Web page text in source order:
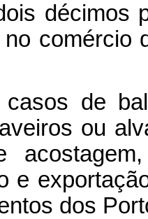
décimos
comércio
de
ou
e
dos